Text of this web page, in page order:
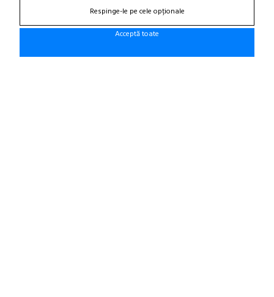
Respinge-le pe cele opționale
Acceptă toate
Fii la curent cu noutatile!